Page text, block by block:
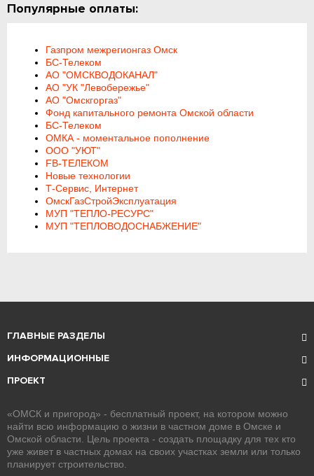
Популярные оплаты:
Газпром межрегионгаз Омск
БС-Телеком
АО "ОМСКВОДОКАНАЛ"
АО "УК "Левобережье"
АО "Омскгоргаз"
Фонд капитального ремонта Омской области
БС-Телеком
ОМКА - моментальное пополнение
ООО "УЮТ"
FB-ТЕЛЕКОМ
Новые технологии
Т-Сервис, Интернет
ОмскГазСтройЭксплуатация
МУП "ТЕПЛО-РЕСУРС"
МУП "ТЕПЛОВОДОСНАБЖЕНИЕ"
ГЛАВНЫЕ РАЗДЕЛЫ
ИНФОРМАЦИОННЫЕ
ПРОЕКТ
«ОМСК и пригород» - бесплатный проект, на котором можно
найти всю информацию о жизни в частном доме в Омске и
Омской области. Цель проекта - создать площадку для тех кто
уже живет в частных домах на своих участках земли или только
планирует строительство.